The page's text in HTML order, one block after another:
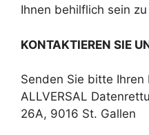
Ihnen behilflich sein
KONTAKTIEREN SIE
Senden Sie bitte Ihren
ALLVERSAL
26A, 9016 St. Gallen